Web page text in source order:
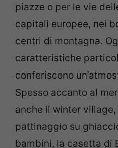
piazze o per le vie
capitali europee, nei
centri di montagna.
caratteristiche
conferiscono
Spesso accanto al
anche il winter
pattinaggio su
bambini, la casetta di